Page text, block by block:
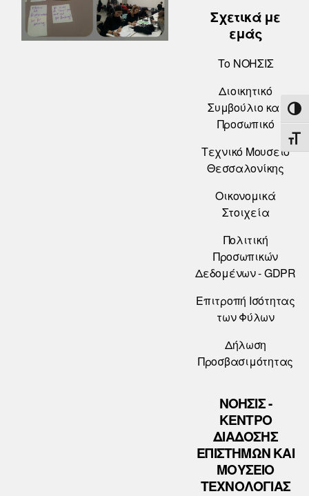
Σχετικά με
εμάς
Το ΝΟΗΣΙΣ
Διοικητικό
Συμβούλιο και
Προσωπικό
Τεχνικό Μουσείο
Θεσσαλονίκης
Οικονομικά
Στοιχεία
Πολιτική
Προσωπικών
Δεδομένων - GDPR
Επιτροπή Ισότητας
των Φύλων
Δήλωση
Προσβασιμότητας
ΝΟΗΣΙΣ -
ΚΕΝΤΡΟ
ΔΙΑΔΟΣΗΣ
ΕΠΙΣΤΗΜΩΝ ΚΑΙ
ΜΟΥΣΕΙΟ
ΤΕΧΝΟΛΟΓΙΑΣ